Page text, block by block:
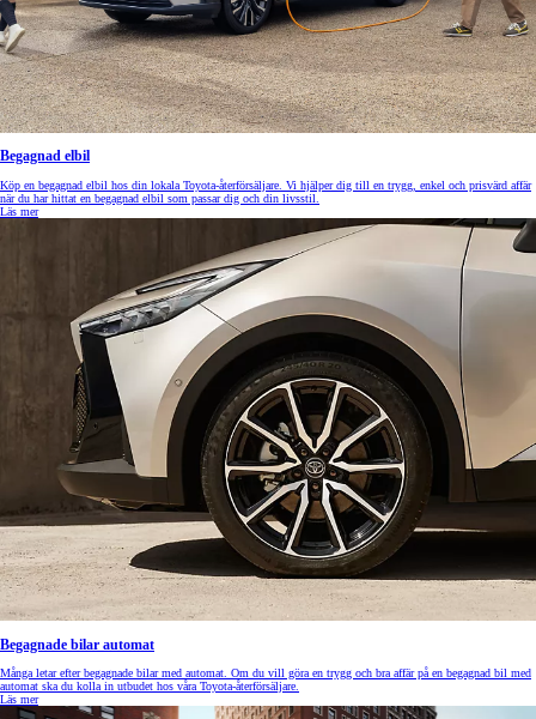
Begagnad elbil
Köp en begagnad elbil hos din lokala Toyota-återförsäljare. Vi hjälper dig till en trygg, enkel och prisvärd affär
när du har hittat en begagnad elbil som passar dig och din livsstil.
Läs mer
Begagnade bilar automat
Många letar efter begagnade bilar med automat. Om du vill göra en trygg och bra affär på en begagnad bil med
automat ska du kolla in utbudet hos våra Toyota-återförsäljare.
Läs mer